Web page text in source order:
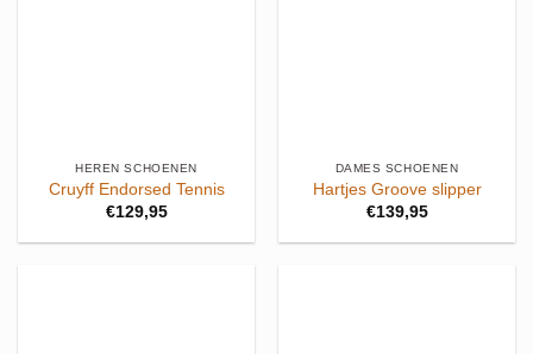
HEREN SCHOENEN
Cruyff Endorsed Tennis
€129,95
DAMES SCHOENEN
Hartjes Groove slipper
€139,95